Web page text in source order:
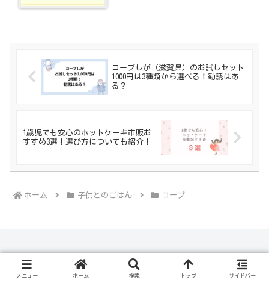
コープしが（滋賀県）のお試しセット
1000円は3種類から選べる！勧誘はあ
る？
1歳児でも安心のホットケーキ市販お
すすめ3選！選び方についても紹介！
ホーム 子供とのごはん コープ
メニュー ホーム 検索 トップ サイドバー